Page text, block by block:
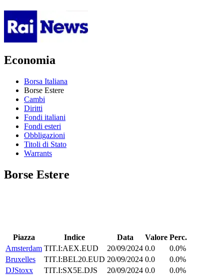
Economia
Borsa Italiana
Borse Estere
Cambi
Diritti
Fondi italiani
Fondi esteri
Obbligazioni
Titoli di Stato
Warrants
Borse Estere
Piazza Indice Data Valore Perc.
Amsterdam TIT.I:AEX.EUD 20/09/2024 0.0
0.0%
Bruxelles
TIT.I:BEL20.EUD 20/09/2024 0.0
0.0%
DJStoxx
TIT.I:SX5E.DJS 20/09/2024 0.0
0.0%